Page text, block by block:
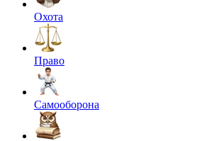
Охота
Право
Самооборона